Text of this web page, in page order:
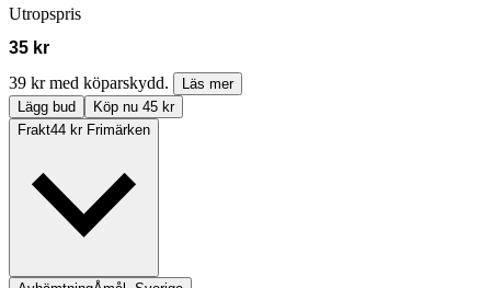
Utropspris
35 kr
39 kr med köparskydd.
Läs mer
Lägg bud
Köp nu 45 kr
Frakt44 kr Frimärken